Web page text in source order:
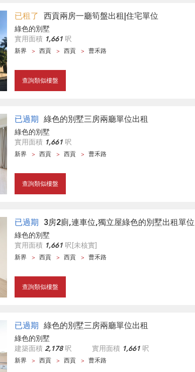
已租了 西貢兩房一廳筍盤出租|住宅單位
綠色的別墅
實用面積 1,661 呎
新界 西貢 西貢 曹禾路
查詢類似樓盤
已過期 綠色的別墅三房兩廳單位出租
綠色的別墅
實用面積 1,661 呎
新界 西貢 西貢 曹禾路
查詢類似樓盤
已過期 3房2廁,連車位,獨立屋綠色的別墅出租單位
綠色的別墅
實用面積 1,661 呎[未核實]
新界 西貢 西貢 曹禾路
查詢類似樓盤
已過期 綠色的別墅三房兩廳單位出租
綠色的別墅
建築面積 2,178呎 實用面積 1,661 呎
新界 西貢 西貢 曹禾路